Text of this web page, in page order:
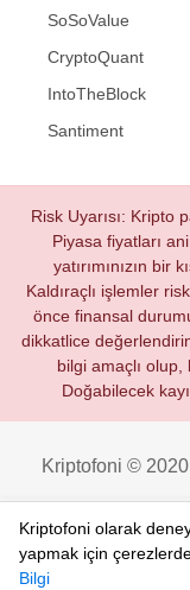
SoSoValue
CryptoQuant
IntoTheBlock
Santiment
Risk Uyarısı: Kripto
Piyasa fiyatları
yatırımınızın bir
Kaldıraçlı işlemler
önce finansal
dikkatlice
bilgi amaçlı
Doğabilecek
Kriptofoni © 2020
Kriptofoni olarak
yapmak için
Bilgi